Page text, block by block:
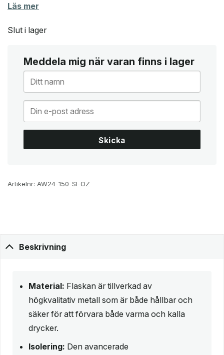
Läs mer
Slut i lager
Meddela mig när varan finns i lager
Skicka
Artikelnr: AW24-150-SI-OZ
Beskrivning
Material: Flaskan är tillverkad av
högkvalitativ metall som är både hållbar och
säker för att förvara både varma och kalla
drycker.
Isolering: Den avancerade